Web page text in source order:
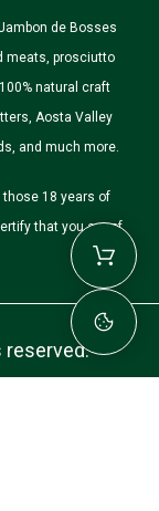
de Bosses
meats, prosciutto
natural craft
Aosta Valley
and much more.
18 years of
that you are of
reserved.